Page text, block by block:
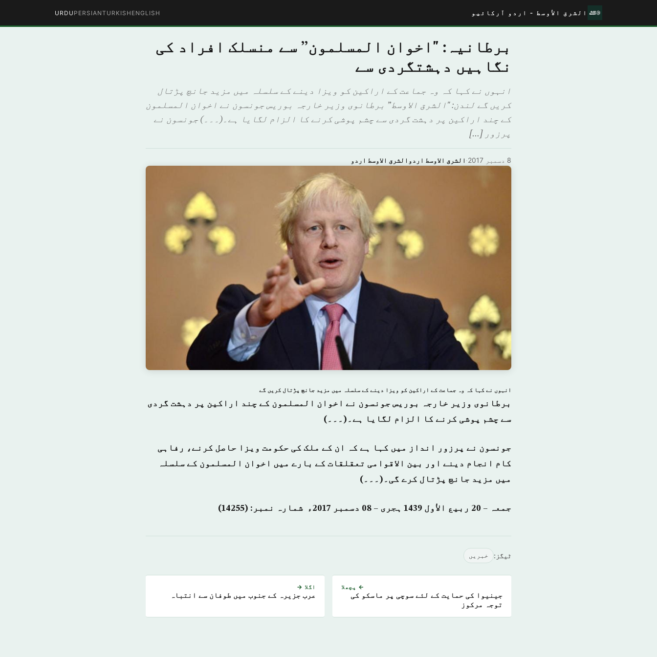
الشرق الأوسط - اردو آرکائیو ENGLISH
TURKISH
PERSIAN
URDU
برطانیہ: "اخوان المسلمون” سے منسلک افراد کی
نگاہیں دہشتگردی سے
انہوں نے کہا کہ وہ جماعت کے اراکین کو ویزا دینے کے سلسلہ میں مزید جانچ پڑتال
کریں گے لندن: "الشرق الاوسط” برطانوی وزیر خارجہ بوریس جونسون نے اخوان المسلمون
کے چند اراکین پر دہشت گردی سے چشم پوشی کرنے کا الزام لگایا ہے۔(۔۔۔) جونسون نے
پرزور […]
الشرق الاوسط اردوالشرق الاوسط اردو · 8 دسمبر 2017
انہوں نے کہا کہ وہ جماعت کے اراکین کو ویزا دینے کے سلسلہ میں مزید جانچ پڑتال کریں گے
برطانوی وزیر خارجہ بوریس جونسون نے اخوان المسلمون کے چند اراکین پر دہشت گردی
سے چشم پوشی کرنے کا الزام لگایا ہے۔(۔۔۔)
جونسون نے پرزور انداز میں کہا ہے کہ ان کے ملک کی حکومت ویزا حاصل کرنے، رفاہی
کام انجام دینے اور بین الاقوامی تعقلقات کے بارے میں اخوان المسلمون کے سلسلہ
میں مزید جانچ پڑتال کرے گی۔(۔۔۔)
جمعہ – 20 ربيع الأول 1439 ہجری – 08 دسمبر 2017ء شمارہ نمبر: (14255)
ٹیگز: خبريں
← پچھلا
جینیوا کی حمایت کے لئے سوچی پر ماسکو کی
توجہ مرکوز
اگلا →
عرب جزیرہ کے جنوب میں طوفان سے انتباہ